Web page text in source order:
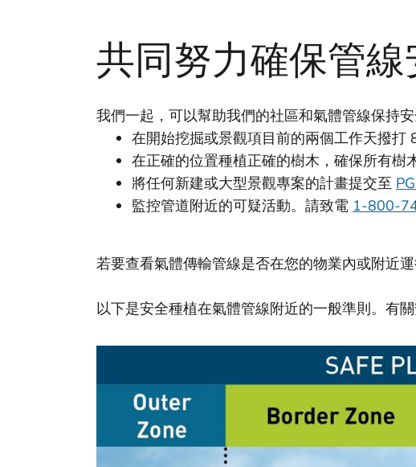
共同努力確保管線
我們一起，可以幫助我們的社區和氣體管線保持
在開始挖掘或景觀項目前的兩個工作天撥打
在正確的位置種植正確的樹木，確保所有樹
將任何新建或大型景觀專案的計畫提交至
監控管道附近的可疑活動。請致電 1-800-
若要查看氣體傳輸管線是否在您的物業內或附近
以下是安全種植在氣體管線附近的一般準則。有